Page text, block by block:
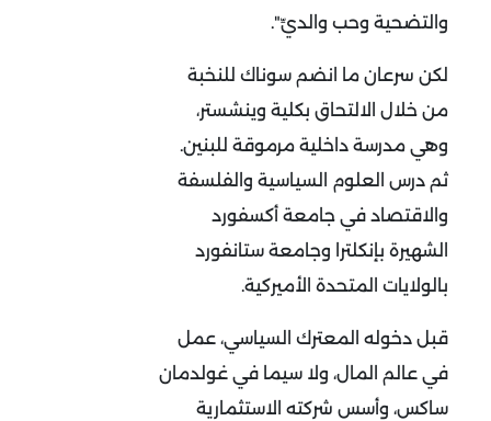
والتضحية وحب والديِّ".
لكن سرعان ما انضم سوناك للنخبة
من خلال الالتحاق بكلية وينشستر،
وهي مدرسة داخلية مرموقة للبنين.
ثم درس العلوم السياسية والفلسفة
والاقتصاد في جامعة أكسفورد
الشهيرة بإنكلترا وجامعة ستانفورد
بالولايات المتحدة الأميركية.
قبل دخوله المعترك السياسي، عمل
في عالم المال، ولا سيما في غولدمان
ساكس، وأسس شركته الاستثمارية